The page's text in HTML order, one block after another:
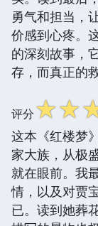
勇气和担当，
价感到心疼。
的深刻故事，
存，而真正的
评分☆☆
这本《红楼梦
家大族，从极
就在眼前。我
情，以及对贾
已。读到她葬